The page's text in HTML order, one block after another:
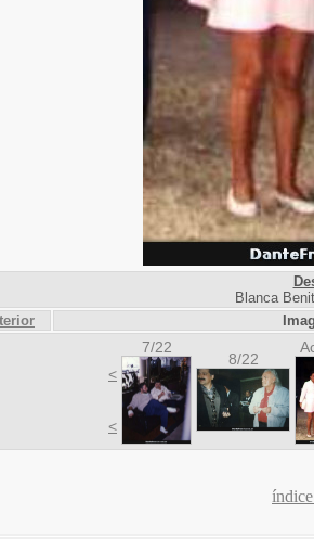
Blanca
<
<
7/22
8/22